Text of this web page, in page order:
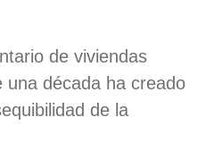
de viviendas
una década ha creado
de la